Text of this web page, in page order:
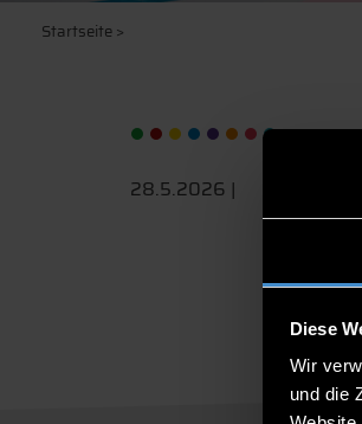
Diese
Wir
und die
Startseite>
28.5.2026 |